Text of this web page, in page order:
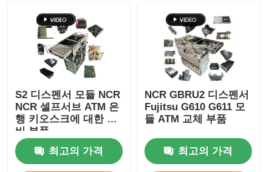
뉴스
견적 요청
디볼드 ATM 부품
S2 디스펜서 모듈 NCR
NCR 셀프서브 ATM 은
행 키오스크에 대한 예
비 부품
최고의 가격
NCR GBRU2 디스펜서
Fujitsu G610 G611 모
듈 ATM 교체 부품
최고의 가격